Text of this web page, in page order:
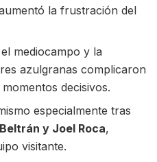
la frustración del
mediocampo y la
azulgranas complicaron
decisivos.
especialmente tras
y Joel Roca,
visitante.